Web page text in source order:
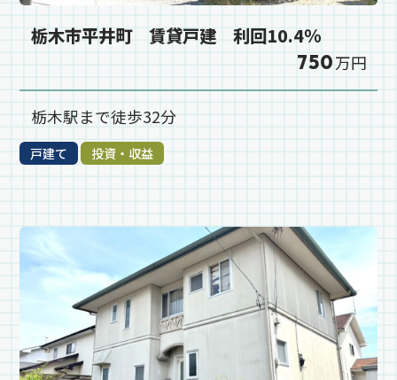
栃木市平井町 賃貸戸建 利回10.4％
750万円
栃木駅まで徒歩32分
戸建て 投資・収益